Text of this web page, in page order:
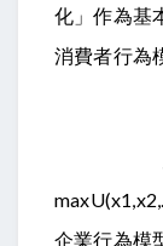
化」作為基
消費者行為
maxU(x1,x2,
企業行為模